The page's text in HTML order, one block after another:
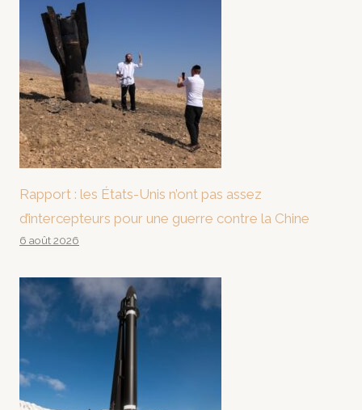
Rapport : les États-Unis n’ont pas assez
d’intercepteurs pour une guerre contre la Chine
6 août 2026